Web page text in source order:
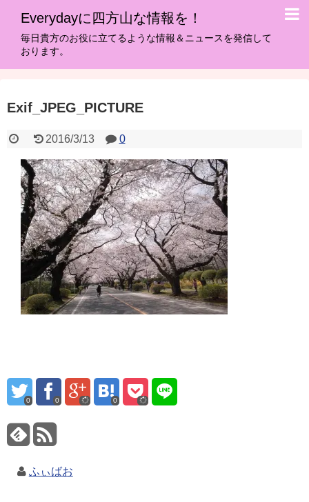
Everydayに四方山な情報を！
毎日貴方のお役に立てるような情報＆ニュースを発信して
おります。
Exif_JPEG_PICTURE
2016/3/13 0
0 0 0
ふぃばお